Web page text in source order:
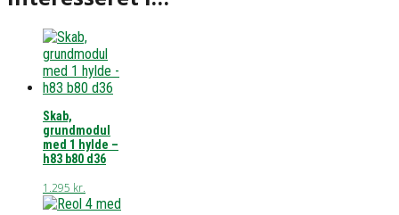
Skab,
grundmodul
med 1 hylde –
h83 b80 d36
1.295 kr.